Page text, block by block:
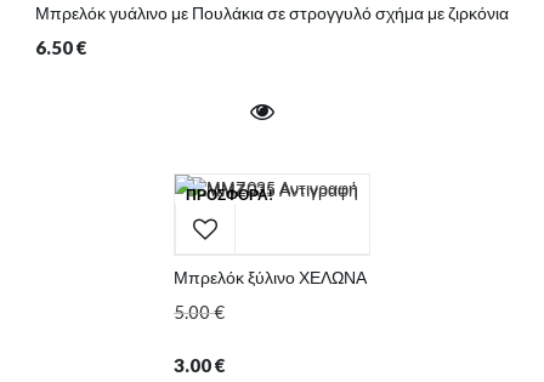
Μπρελόκ γυάλινο με Πουλάκια σε στρογγυλό σχήμα με ζιρκόνια
6.50€
ΠΡΟΣΦΟΡΆ!
Μπρελόκ ξύλινο ΧΕΛΩΝΑ
5.00€
3.00€